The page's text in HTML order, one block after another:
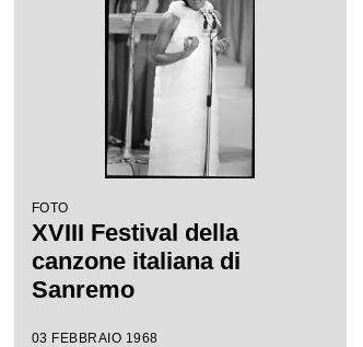
FOTO
XVIII Festival della
canzone italiana di
Sanremo
03 FEBBRAIO 1968